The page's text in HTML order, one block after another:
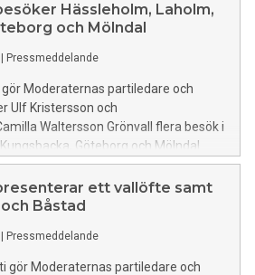
Hässleholm, Laholm,
och Mölndal
Pressmeddelande
Moderaternas partiledare och
Ulf Kristersson och
Waltersson Grönvall flera besök i
Göteborg och Mölndal
ett vallöfte samt
Båstad
Pressmeddelande
gör Moderaternas partiledare och